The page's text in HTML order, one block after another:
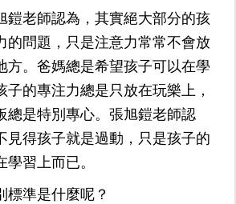
鎧老師認為，其實絕大部分的孩
的問題，只是注意力常常不會放
方。爸媽總是希望孩子可以在學
子的專注力總是只放在玩樂上，
總是特別專心。張旭鎧老師認
見得孩子就是過動，只是孩子的
習上而已。
標準是什麼呢？